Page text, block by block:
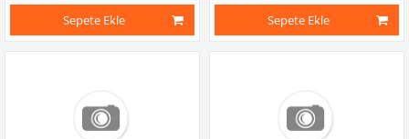
Sepete Ekle Sepete Ekle